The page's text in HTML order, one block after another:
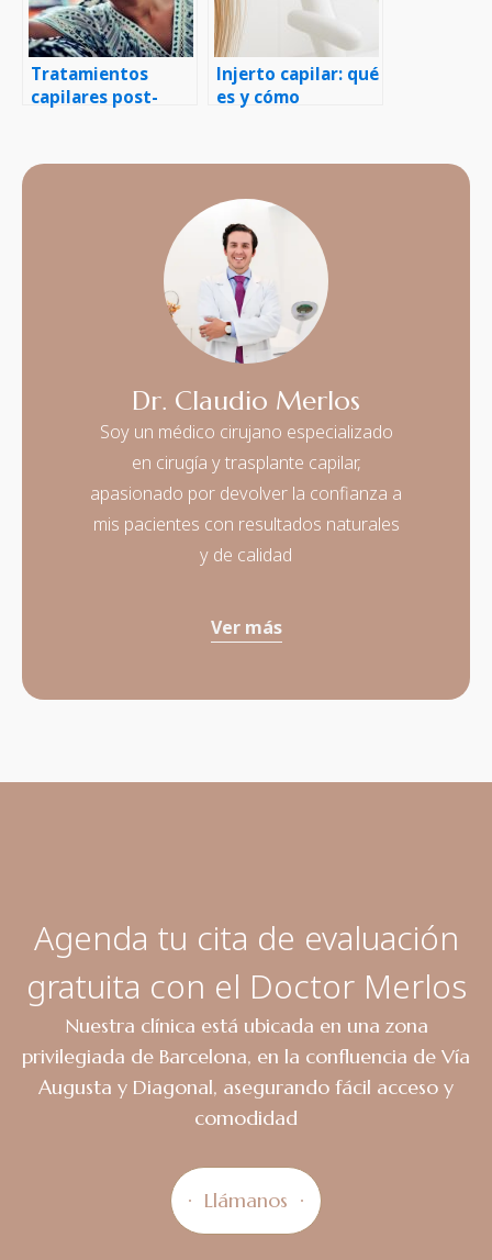
Tratamientos
capilares post-
Injerto capilar: qué
es y cómo
Dr. Claudio Merlos
Soy un médico cirujano especializado
en cirugía y trasplante capilar,
apasionado por devolver la confianza a
mis pacientes con resultados naturales
y de calidad
Ver más
Agenda tu cita de evaluación
gratuita con el Doctor Merlos
Nuestra clínica está ubicada en una zona
privilegiada de Barcelona, en la confluencia de Vía
Augusta y Diagonal, asegurando fácil acceso y
comodidad
Llámanos